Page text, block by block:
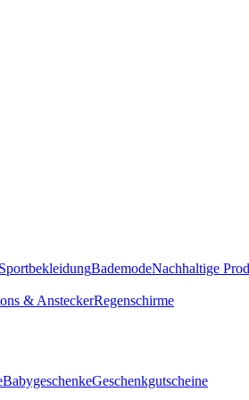
SportbekleidungBademodeNachhaltige
& AnsteckerRegenschirme
BabygeschenkeGeschenkgutscheine